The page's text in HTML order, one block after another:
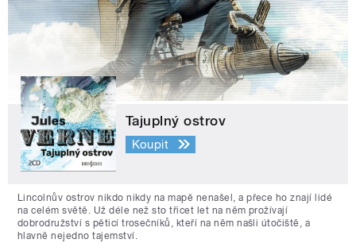
Tajuplný ostrov
Koupit
Lincolnův ostrov nikdo nikdy na mapě nenašel, a přece ho znají lidé
na celém světě. Už déle než sto třicet let na něm prožívají
dobrodružství s pěticí trosečníků, kteří na něm našli útočiště, a
hlavně nejedno tajemství.